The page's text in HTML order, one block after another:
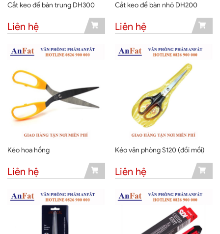
Cắt keo để bàn trung DH300
Liên hệ
Cắt keo để bàn nhỏ DH200
Liên hệ
Kéo hoa hồng
Liên hệ
Kéo văn phòng S120 (đồi mồi)
Liên hệ